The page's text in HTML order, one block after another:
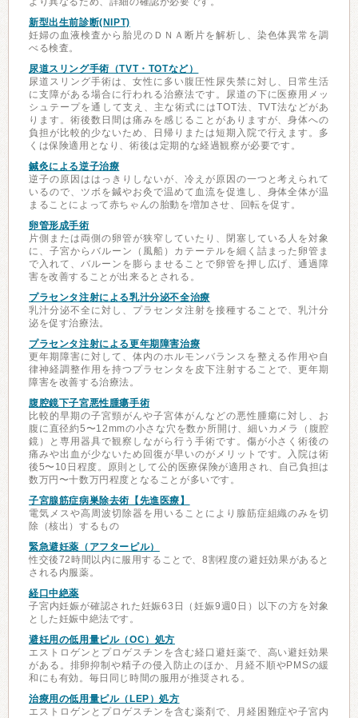
新型出生前診断(NIPT)
妊婦の血液検査から胎児のＤＮＡ断片を解析し、染色体異常を調
べる検査。
尿道スリング手術（TVT・TOTなど）
尿道スリング手術は、女性に多い腹圧性尿失禁に対し、日常生活
に支障がある場合に行われる治療法です。尿道の下に医療用メッ
シュテープを通して支え、主な術式にはTOT法、TVT法などがあ
ります。術後数日間は痛みを感じることがありますが、身体への
負担が比較的少ないため、日帰りまたは短期入院で行えます。多
くは保険適用となり、術後は定期的な経過観察が必要です。
鍼灸による逆子治療
逆子の原因ははっきりしないが、冷えが原因の一つと考えられて
いるので、ツボを鍼やお灸で温めて血流を促進し、身体全体が温
まることによって赤ちゃんの胎動を増加させ、回転を促す。
卵管形成手術
片側または両側の卵管が狭窄していたり、閉塞している人を対象
に、子宮からバルーン（風船）カテーテルを細く詰まった卵管ま
で入れて、バルーンを膨らませることで卵管を押し広げ、通過障
害を改善することが出来るとされる。
プラセンタ注射による乳汁分泌不全治療
乳汁分泌不全に対し、プラセンタ注射を接種することで、乳汁分
泌を促す治療法。
プラセンタ注射による更年期障害治療
更年期障害に対して、体内のホルモンバランスを整える作用や自
律神経調整作用を持つプラセンタを皮下注射することで、更年期
障害を改善する治療法。
腹腔鏡下子宮悪性腫瘍手術
比較的早期の子宮頸がんや子宮体がんなどの悪性腫瘍に対し、お
腹に直径約5〜12mmの小さな穴を数か所開け、細いカメラ（腹腔
鏡）と専用器具で観察しながら行う手術です。傷が小さく術後の
痛みや出血が少ないため回復が早いのがメリットです。入院は術
後5〜10日程度。原則として公的医療保険が適用され、自己負担は
数万円〜十数万円程度となることが多いです。
子宮腺筋症病巣除去術【先進医療】
電気メスや高周波切除器を用いることにより腺筋症組織のみを切
除（核出）するもの
緊急避妊薬（アフターピル）
性交後72時間以内に服用することで、8割程度の避妊効果があると
される内服薬。
経口中絶薬
子宮内妊娠が確認された妊娠63日（妊娠9週0日）以下の方を対象
とした妊娠中絶法です。
避妊用の低用量ピル（OC）処方
エストロゲンとプロゲスチンを含む経口避妊薬で、高い避妊効果
がある。排卵抑制や精子の侵入防止のほか、月経不順やPMSの緩
和にも有効。毎日同じ時間の服用が推奨される。
治療用の低用量ピル（LEP）処方
エストロゲンとプロゲスチンを含む薬剤で、月経困難症や子宮内